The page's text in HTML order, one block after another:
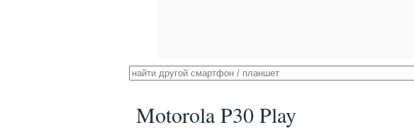
Motorola P30 Play